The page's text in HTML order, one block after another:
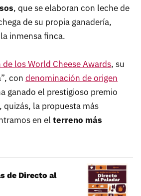
, que se elaboran con leche de
de su propia ganadería,
inmensa finca.
los World Cheese Awards, su
con denominación de origen
ganado el prestigioso premio
quizás, la propuesta más
en el terreno más
de Directo al